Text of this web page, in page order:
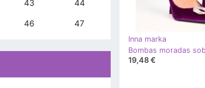
Inna marka
19,48 €
43 44
46 47